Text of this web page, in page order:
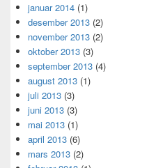
januar 2014 (1)
desember 2013 (2)
november 2013 (2)
oktober 2013 (3)
september 2013 (4)
august 2013 (1)
juli 2013 (3)
juni 2013 (3)
mai 2013 (1)
april 2013 (6)
mars 2013 (2)